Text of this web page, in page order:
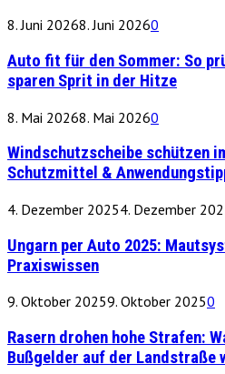
8. Juni 20268. Juni 20260
Auto fit für den Sommer: So
sparen Sprit in der Hitze
8. Mai 20268. Mai 20260
Windschutzscheibe schützen
Schutzmittel &
4. Dezember 20254. Dezember
Ungarn per Auto 2025:
Praxiswissen
9. Oktober 20259. Oktober 20250
Rasern drohen hohe Strafen:
Bußgelder auf der Landstraße